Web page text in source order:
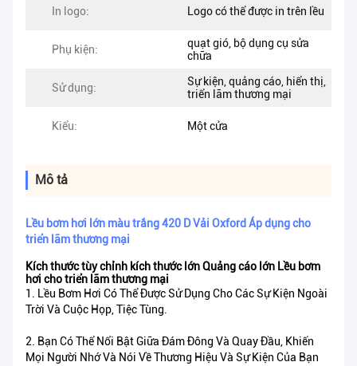
In logo: Logo có thể được in trên lều
Phụ kiện:
quạt gió, bộ dụng cụ sửa
chữa
Sử dụng:
Sự kiện, quảng cáo, hiển thị,
triển lãm thương mại
Kiểu: Một cửa
Mô tả
Lều bơm hơi lớn màu trắng 420 D Vải Oxford Áp dụng cho
triển lãm thương mại
Kích thước tùy chỉnh kích thước lớn Quảng cáo lớn Lều bơm
hơi cho triển lãm thương mại
1. Lều Bơm Hơi Có Thể Được Sử Dụng Cho Các Sự Kiện Ngoài
Trời Và Cuộc Họp, Tiệc Tùng.
2. Bạn Có Thể Nổi Bật Giữa Đám Đông Và Quay Đầu, Khiến
Mọi Người Nhớ Và Nói Về Thương Hiệu Và Sự Kiện Của Bạn